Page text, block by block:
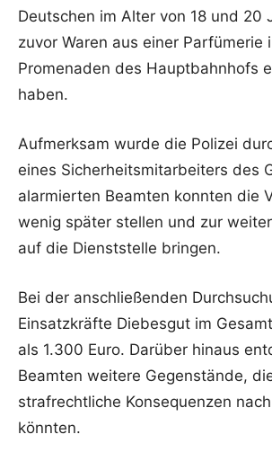
Deutschen im Alter von 18 und 20
zuvor Waren aus einer Parfümerie
Promenaden des Hauptbahnhofs
haben.
Aufmerksam wurde die Polizei
eines Sicherheitsmitarbeiters des
alarmierten Beamten konnten die
wenig später stellen und zur
auf die Dienststelle bringen.
Bei der anschließenden
Einsatzkräfte Diebesgut im
als 1.300 Euro. Darüber hinaus
Beamten weitere Gegenstände,
strafrechtliche Konsequenzen
könnten.